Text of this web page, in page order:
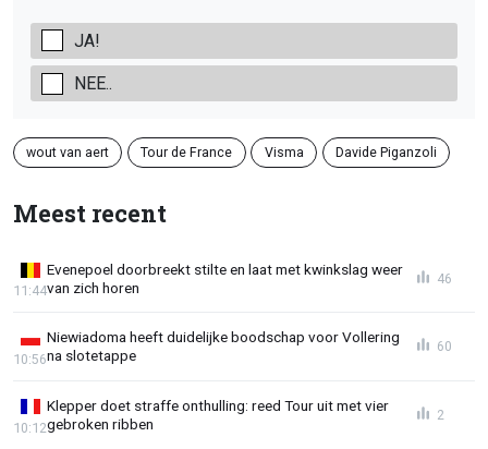
JA!
NEE..
wout van aert Tour de France Visma Davide Piganzoli
Meest recent
Evenepoel doorbreekt stilte en laat met kwinkslag weer
van zich horen
11:44
46
Niewiadoma heeft duidelijke boodschap voor Vollering
na slotetappe
10:56
60
Klepper doet straffe onthulling: reed Tour uit met vier
gebroken ribben
10:12
2